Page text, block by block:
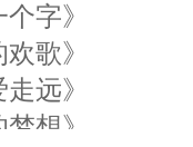
字》
歌》
远》
想》